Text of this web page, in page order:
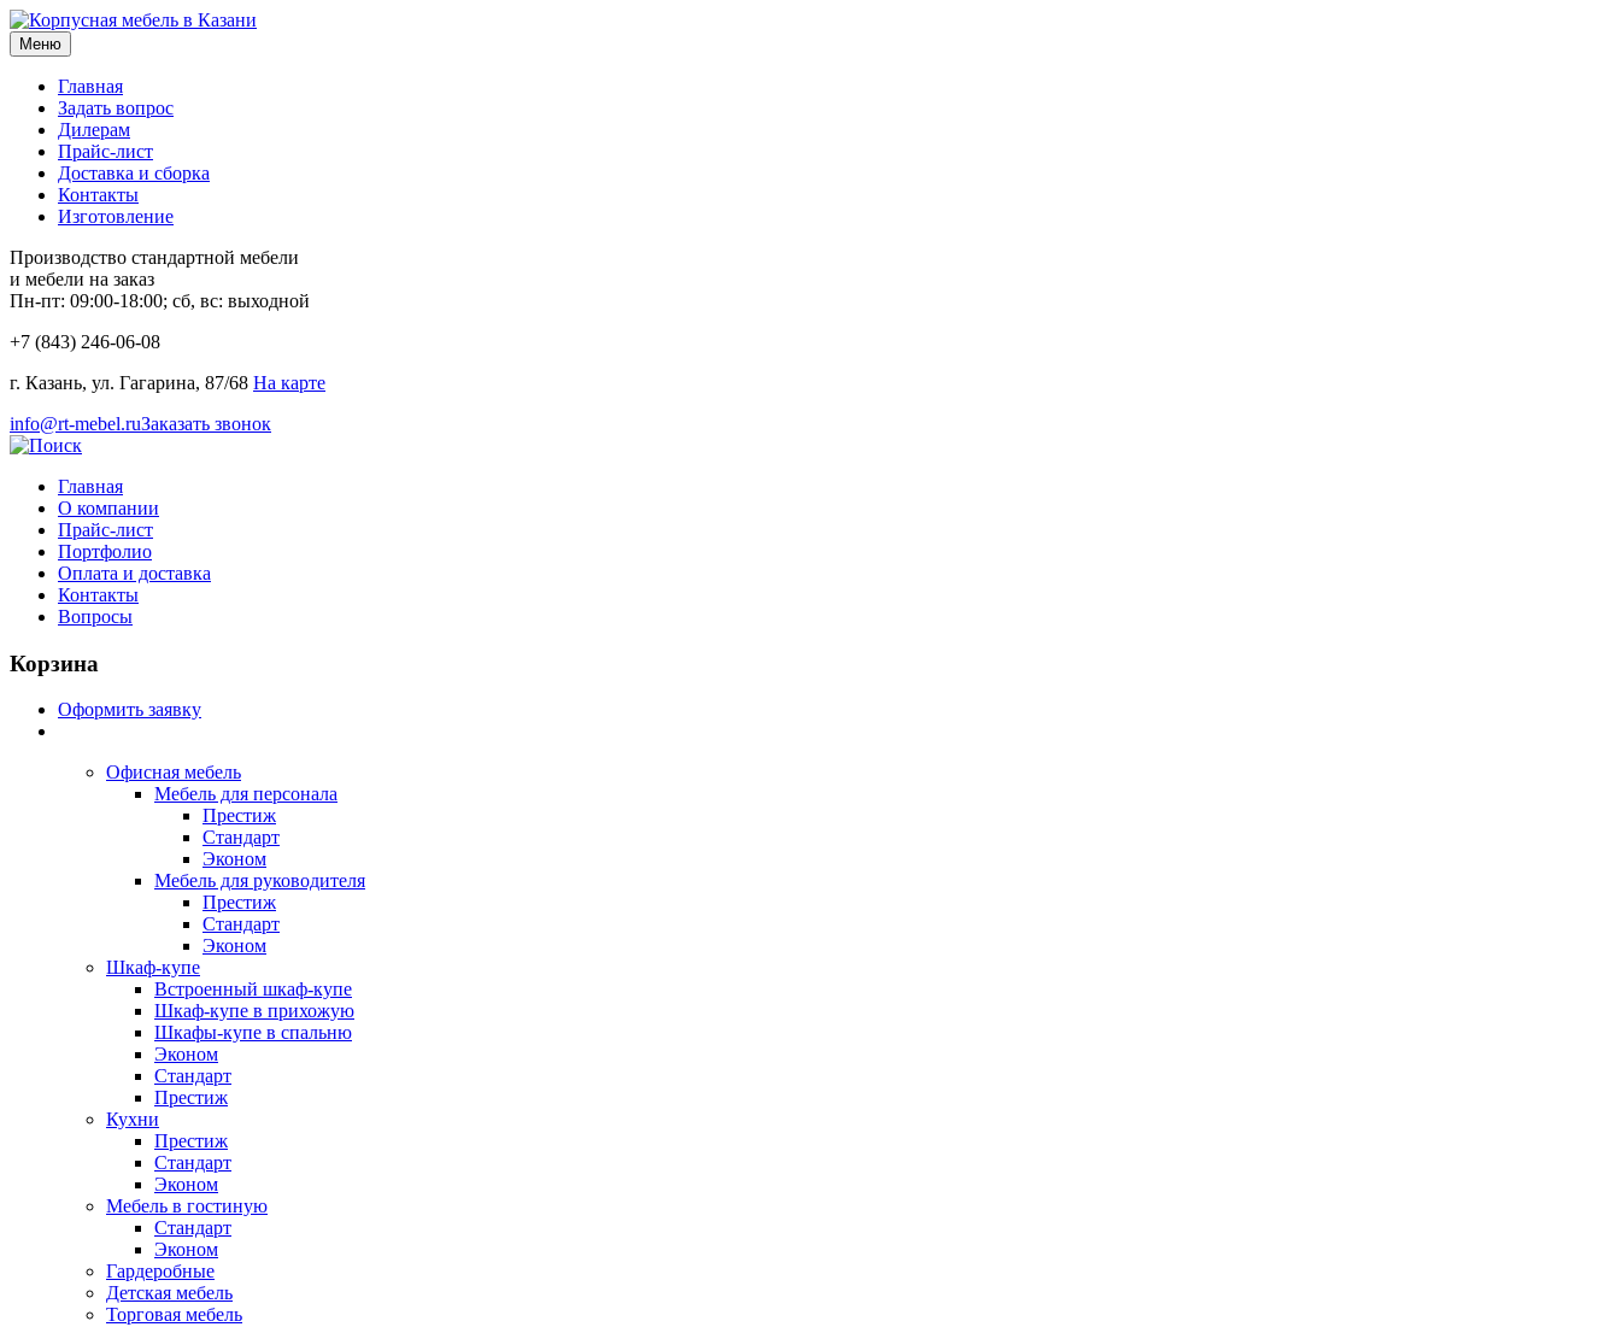
Меню
Главная
Задать вопрос
Дилерам
Прайс-лист
Доставка и сборка
Контакты
Изготовление
Производство стандартной мебели
и мебели на заказ
Пн-пт: 09:00-18:00; сб, вс: выходной
+7 (843) 246-06-08
г. Казань, ул. Гагарина, 87/68 На карте
info@rt-mebel.ruЗаказать звонок
Главная
О компании
Прайс-лист
Портфолио
Оплата и доставка
Контакты
Вопросы
Корзина
Оформить заявку
Офисная мебель
Мебель для персонала
Престиж
Стандарт
Эконом
Мебель для руководителя
Престиж
Стандарт
Эконом
Шкаф-купе
Встроенный шкаф-купе
Шкаф-купе в прихожую
Шкафы-купе в спальню
Эконом
Стандарт
Престиж
Кухни
Престиж
Стандарт
Эконом
Мебель в гостиную
Стандарт
Эконом
Гардеробные
Детская мебель
Торговая мебель